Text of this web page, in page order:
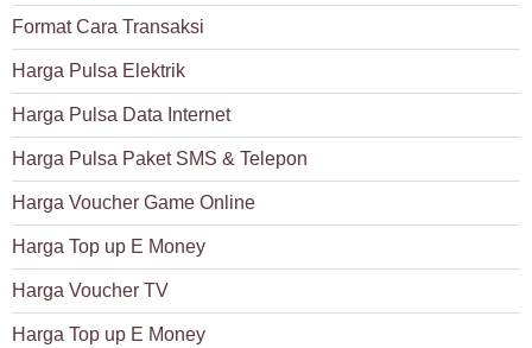
Format Cara Transaksi
Harga Pulsa Elektrik
Harga Pulsa Data Internet
Harga Pulsa Paket SMS & Telepon
Harga Voucher Game Online
Harga Top up E Money
Harga Voucher TV
Harga Top up E Money